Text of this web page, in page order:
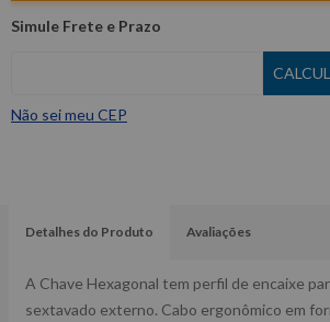
Não sei meu CEP
Detalhes do Produto Avaliações
A Chave Hexagonal tem perfil de encaixe
sextavado externo. Cabo ergonômico em